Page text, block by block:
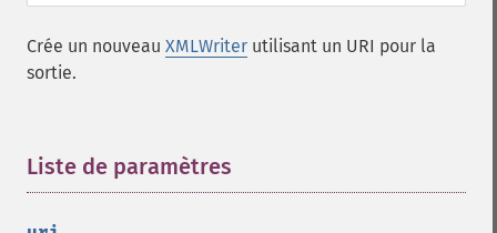
Crée un nouveau XMLWriter utilisant un URI pour la
sortie.
Liste de paramètres